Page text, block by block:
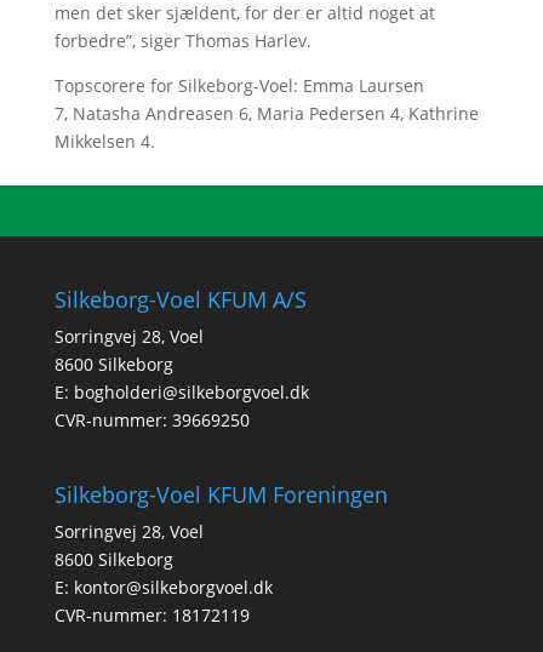
men det sker sjældent, for der er altid noget at
forbedre”, siger Thomas Harlev.
Topscorere for Silkeborg-Voel: Emma Laursen
7, Natasha Andreasen 6, Maria Pedersen 4, Kathrine
Mikkelsen 4.
Silkeborg-Voel KFUM A/S
Sorringvej 28, Voel
8600 Silkeborg
E: bogholderi@silkeborgvoel.dk
CVR-nummer: 39669250
Silkeborg-Voel KFUM Foreningen
Sorringvej 28, Voel
8600 Silkeborg
E: kontor@silkeborgvoel.dk
CVR-nummer: 18172119